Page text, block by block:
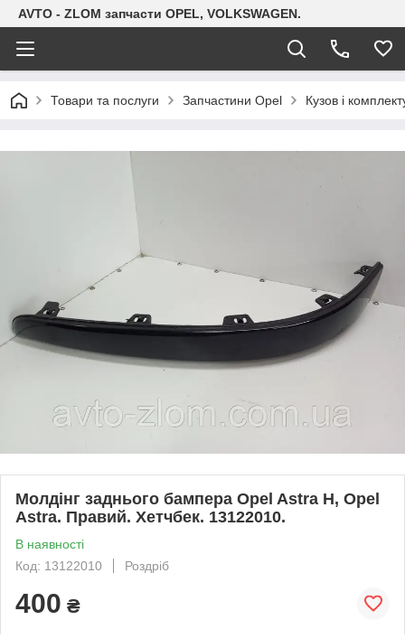
AVTO - ZLOM запчасти OPEL, VOLKSWAGEN.
Товари та послуги Запчастини Opel Кузов і
Молдінг заднього бампера Opel Astra H, Opel
Astra. Правий. Хетчбек. 13122010.
В наявності
Код: 13122010
Роздріб
400 ₴